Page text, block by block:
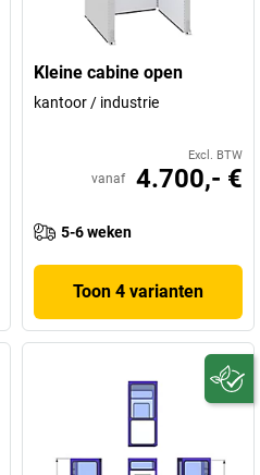
Kleine cabine open
kantoor / industrie
Excl. BTW
vanaf 4.700,- €
5-6 weken
Toon 4 varianten